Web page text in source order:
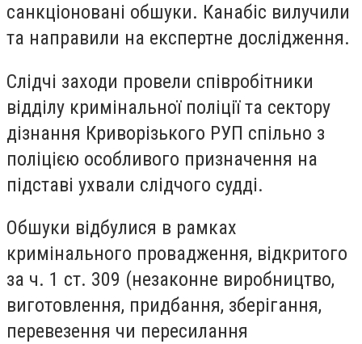
санкціоновані обшуки. Канабіс вилучили
та направили на експертне дослідження.
Слідчі заходи провели співробітники
відділу кримінальної поліції та сектору
дізнання Криворізького РУП спільно з
поліцією особливого призначення на
підставі ухвали слідчого судді.
Обшуки відбулися в рамках
кримінального провадження, відкритого
за ч. 1 ст. 309 (незаконне виробництво,
виготовлення, придбання, зберігання,
перевезення чи пересилання